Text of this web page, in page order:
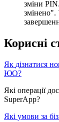
Корисні с
Як дізнатися но
ЮО?
Які операції дос
SuperApp?
Які умови за біз